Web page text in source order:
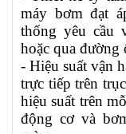
máy bơm đạt
thống yêu cầu
hoặc qua đường
- Hiệu suất vận
trực tiếp trên
hiệu suất trên
động cơ và